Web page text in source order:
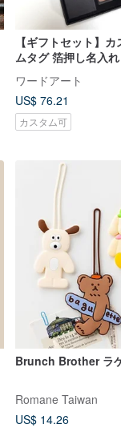
【ギフトセット】
ムタグ 箔押し名入
ワードアート
US$ 76.21
カスタム可
Brunch Brother ラ
Romane Taiwan
US$ 14.26